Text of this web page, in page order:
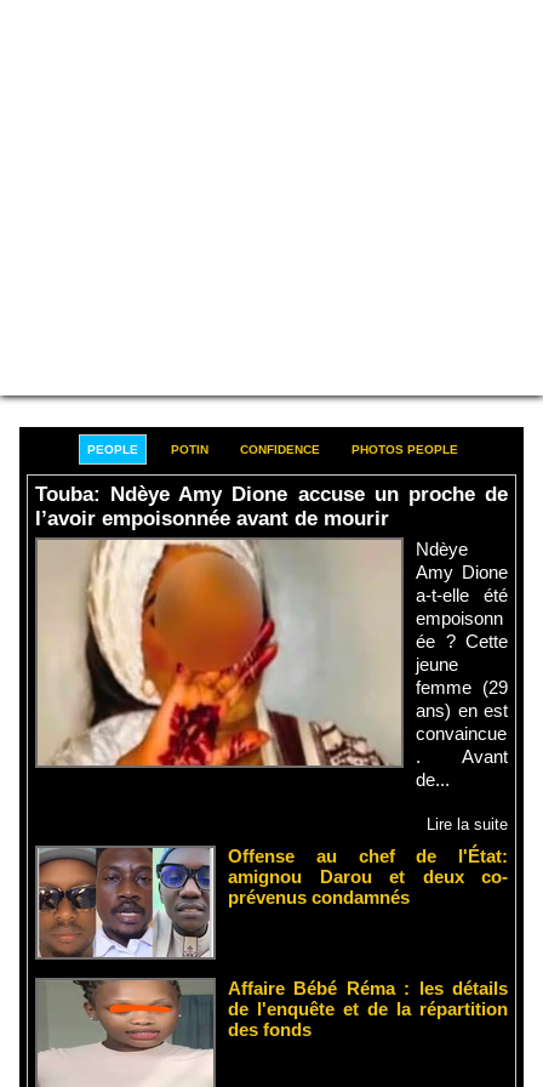
PEOPLE POTIN CONFIDENCE PHOTOS PEOPLE
Touba: Ndèye Amy Dione accuse un proche de
l’avoir empoisonnée avant de mourir
Ndèye
Amy Dione
a-t-elle été
empoisonn
ée ? Cette
jeune
femme (29
ans) en est
convaincue
. Avant
de...
Lire la suite
Offense au chef de l'État:
amignou Darou et deux co-
prévenus condamnés
Affaire Bébé Réma : les détails
de l'enquête et de la répartition
des fonds